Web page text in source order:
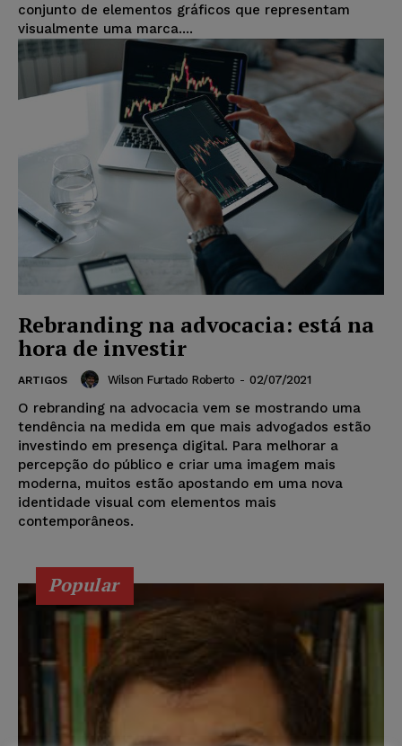
conjunto de elementos gráficos que representam
visualmente uma marca....
Rebranding na advocacia: está na
hora de investir
ARTIGOS Wilson Furtado Roberto - 02/07/2021
O rebranding na advocacia vem se mostrando uma
tendência na medida em que mais advogados estão
investindo em presença digital. Para melhorar a
percepção do público e criar uma imagem mais
moderna, muitos estão apostando em uma nova
identidade visual com elementos mais
contemporâneos.
Popular